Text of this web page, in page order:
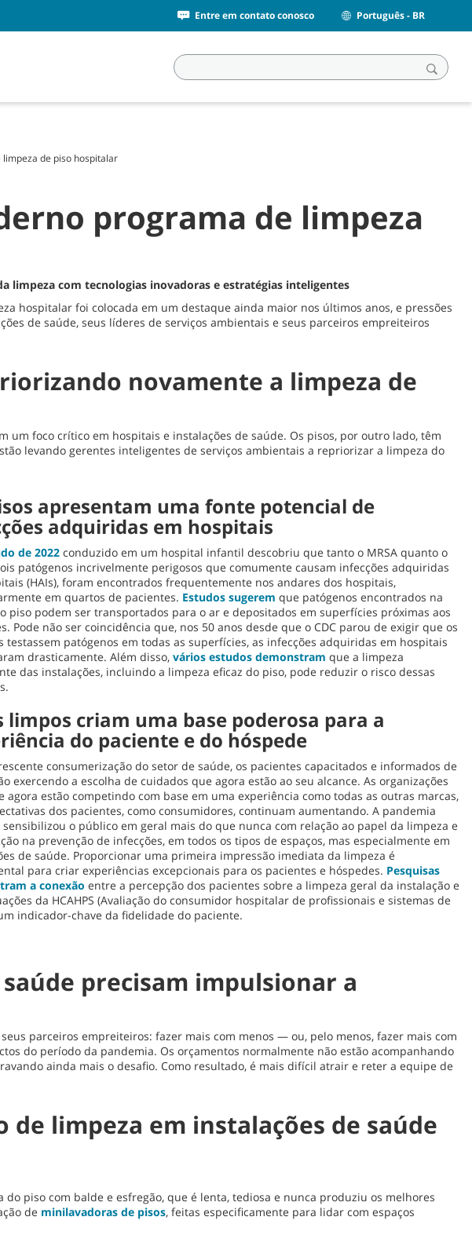
Entre em contato conosco Português - BR
de piso hospitalar
programa de limpeza
limpeza com tecnologias inovadoras e estratégias inteligentes
hospitalar foi colocada em um destaque ainda maior nos últimos anos, e pressões
de saúde, seus líderes de serviços ambientais e seus parceiros empreiteiros
novamente a limpeza de
foco crítico em hospitais e instalações de saúde. Os pisos, por outro lado, têm
levando gerentes inteligentes de serviços ambientais a repriorizar a limpeza do
apresentam uma fonte potencial de
adquiridas em hospitais
de 2022 conduzido em um hospital infantil descobriu que tanto o MRSA quanto o
patógenos incrivelmente perigosos que comumente causam infecções adquiridas
(HAIs), foram encontrados frequentemente nos andares dos hospitais,
em quartos de pacientes. Estudos sugerem que patógenos encontrados na
piso podem ser transportados para o ar e depositados em superfícies próximas aos
Pode não ser coincidência que, nos 50 anos desde que o CDC parou de exigir que os
testassem patógenos em todas as superfícies, as infecções adquiridas em hospitais
drasticamente. Além disso, vários estudos demonstram que a limpeza
das instalações, incluindo a limpeza eficaz do piso, pode reduzir o risco dessas
limpos criam uma base poderosa para a
do paciente e do hóspede
consumerização do setor de saúde, os pacientes capacitados e informados de
exercendo a escolha de cuidados que agora estão ao seu alcance. As organizações
agora estão competindo com base em uma experiência como todas as outras marcas,
dos pacientes, como consumidores, continuam aumentando. A pandemia
o público em geral mais do que nunca com relação ao papel da limpeza e
na prevenção de infecções, em todos os tipos de espaços, mas especialmente em
de saúde. Proporcionar uma primeira impressão imediata da limpeza é
para criar experiências excepcionais para os pacientes e hóspedes. Pesquisas
a conexão entre a percepção dos pacientes sobre a limpeza geral da instalação e
da HCAHPS (Avaliação do consumidor hospitalar de profissionais e sistemas de
indicador-chave da fidelidade do paciente.
precisam impulsionar a
parceiros empreiteiros: fazer mais com menos — ou, pelo menos, fazer mais com
do período da pandemia. Os orçamentos normalmente não estão acompanhando
ainda mais o desafio. Como resultado, é mais difícil atrair e reter a equipe de
limpeza em instalações de saúde
piso com balde e esfregão, que é lenta, tediosa e nunca produziu os melhores
de minilavadoras de pisos, feitas especificamente para lidar com espaços